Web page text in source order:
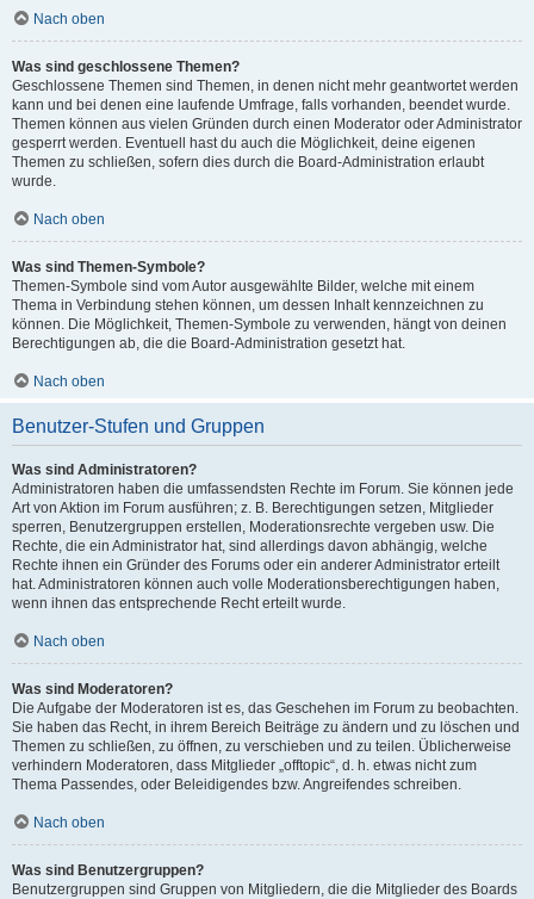
Nach oben
Was sind geschlossene Themen?
Geschlossene Themen sind Themen, in denen nicht mehr geantwortet werden
kann und bei denen eine laufende Umfrage, falls vorhanden, beendet wurde.
Themen können aus vielen Gründen durch einen Moderator oder Administrator
gesperrt werden. Eventuell hast du auch die Möglichkeit, deine eigenen
Themen zu schließen, sofern dies durch die Board-Administration erlaubt
wurde.
Nach oben
Was sind Themen-Symbole?
Themen-Symbole sind vom Autor ausgewählte Bilder, welche mit einem
Thema in Verbindung stehen können, um dessen Inhalt kennzeichnen zu
können. Die Möglichkeit, Themen-Symbole zu verwenden, hängt von deinen
Berechtigungen ab, die die Board-Administration gesetzt hat.
Nach oben
Benutzer-Stufen und Gruppen
Was sind Administratoren?
Administratoren haben die umfassendsten Rechte im Forum. Sie können jede
Art von Aktion im Forum ausführen; z. B. Berechtigungen setzen, Mitglieder
sperren, Benutzergruppen erstellen, Moderationsrechte vergeben usw. Die
Rechte, die ein Administrator hat, sind allerdings davon abhängig, welche
Rechte ihnen ein Gründer des Forums oder ein anderer Administrator erteilt
hat. Administratoren können auch volle Moderationsberechtigungen haben,
wenn ihnen das entsprechende Recht erteilt wurde.
Nach oben
Was sind Moderatoren?
Die Aufgabe der Moderatoren ist es, das Geschehen im Forum zu beobachten.
Sie haben das Recht, in ihrem Bereich Beiträge zu ändern und zu löschen und
Themen zu schließen, zu öffnen, zu verschieben und zu teilen. Üblicherweise
verhindern Moderatoren, dass Mitglieder „offtopic“, d. h. etwas nicht zum
Thema Passendes, oder Beleidigendes bzw. Angreifendes schreiben.
Nach oben
Was sind Benutzergruppen?
Benutzergruppen sind Gruppen von Mitgliedern, die die Mitglieder des Boards